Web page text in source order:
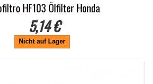
HF103 Ölfilter Honda
5,14 €
Nicht auf Lager